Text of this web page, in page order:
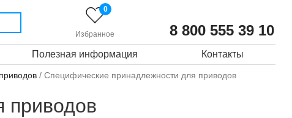
Избранное
0
8 800 555 39 10
Полезная информация Контакты
/ Специфические принадлежности для приводов
приводов